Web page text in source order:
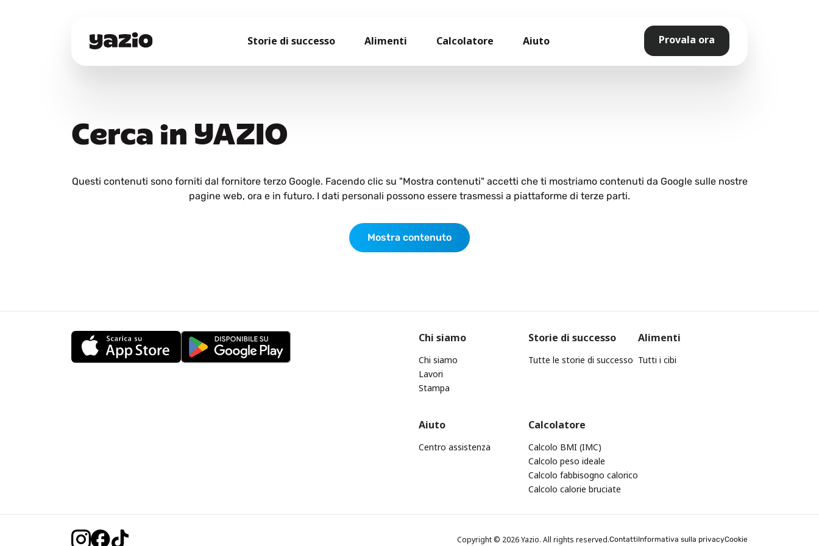
Storie di successo Alimenti Calcolatore Aiuto Provala ora
Cerca in YAZIO
Questi contenuti sono forniti dal fornitore terzo Google. Facendo clic su "Mostra contenuti" accetti che ti mostriamo contenuti da Google sulle nostre
pagine web, ora e in futuro. I dati personali possono essere trasmessi a piattaforme di terze parti.
Mostra contenuto
Chi siamo
Chi siamo
Lavori
Stampa
Storie di successo
Tutte le storie di successo
Alimenti
Tutti i cibi
Aiuto
Centro assistenza
Calcolatore
Calcolo BMI (IMC)
Calcolo peso ideale
Calcolo fabbisogno calorico
Calcolo calorie bruciate
Copyright © 2026 Yazio. All rights reserved.ContattiInformativa sulla privacyCookie